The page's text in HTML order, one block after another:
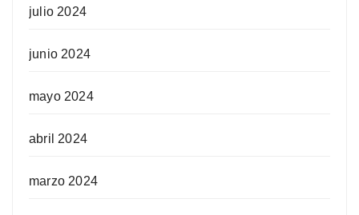
julio 2024
junio 2024
mayo 2024
abril 2024
marzo 2024